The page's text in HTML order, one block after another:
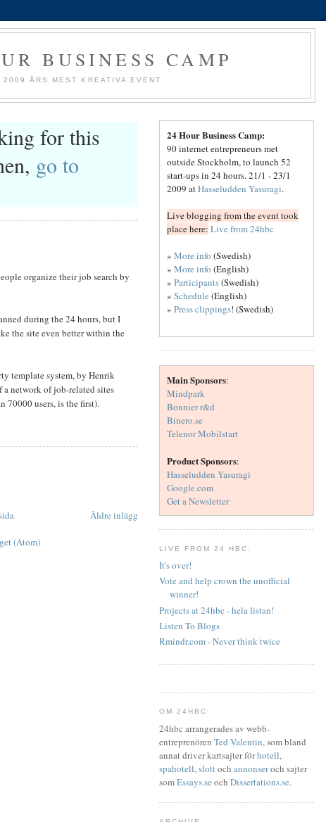
BUSINESS CAMP
2009 ÅRS MEST KREATIVA EVENT
for this
go to
organize their job search by
during the 24 hours, but I
the site even better within the
template system, by Henrik
network of job-related sites
70000 users, is the first).
Äldre inlägg
(Atom)
24 Hour Business Camp:
90 internet entrepreneurs met
outside Stockholm, to launch 52
start-ups in 24 hours. 21/1 - 23/1
2009 atHasseludden Yasuragi.
Live blogging from the event took
place here: Live from 24hbc
» More info (Swedish)
» More info (English)
» Participants(Swedish)
» Schedule (English)
» Press clippings! (Swedish)
Main Sponsors:
Mindpark
Bonnier r&d
Binero.se
Telenor Mobilstart
Product Sponsors:
Hasseludden Yasuragi
Google.com
Get a Newsletter
LIVE FROM 24 HBC:
It's over!
Vote and help crown the unofficial
winner!
Projects at 24hbc - hela listan!
Listen To Blogs
Rmindr.com - Never think twice
OM 24HBC:
24hbc arrangerades av webb-
entreprenören Ted Valentin, som bland
annat driver kartsajter förhotell,
spahotell,slottoch annonseroch sajter
somEssays.se och Dissertations.se.